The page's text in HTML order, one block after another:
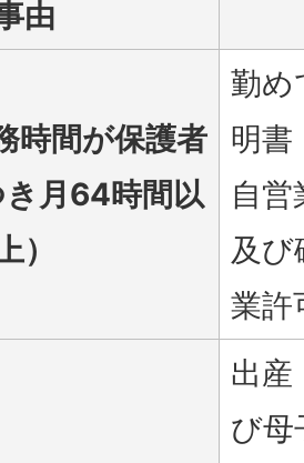
由
時間が保護者
月64時間以
）
勤め
明書
自
及び
業許
出産
び母